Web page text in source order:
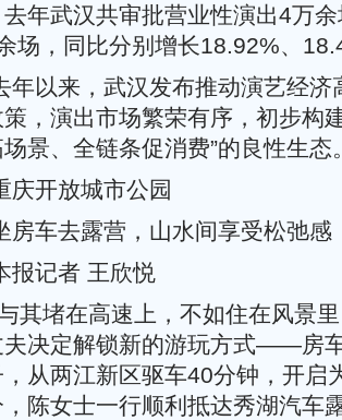
去年武汉共审批营业性演出4万
场，同比分别增长18.92%、
来，武汉发布推动演艺经济
，演出市场繁荣有序，初步构
景、全链条促消费”的良性生态
开放城市公园
车去露营，山水间享受松弛感
记者 王欣悦
堵在高速上，不如住在风景里
夫决定解锁新的游玩方式——房
从两江新区驱车40分钟，开启
陈女士一行顺利抵达秀湖汽车